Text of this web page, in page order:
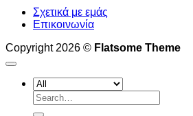
Σχετικά με εμάς
Επικοινωνία
Copyright 2026 © Flatsome Theme
Search
for: